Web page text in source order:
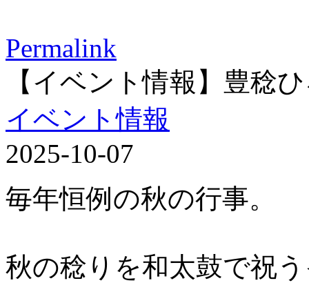
Permalink
【イベント情報】豊稔
イベント情報
2025-10-07
毎年恒例の秋の行事。
秋の稔りを和太鼓で祝